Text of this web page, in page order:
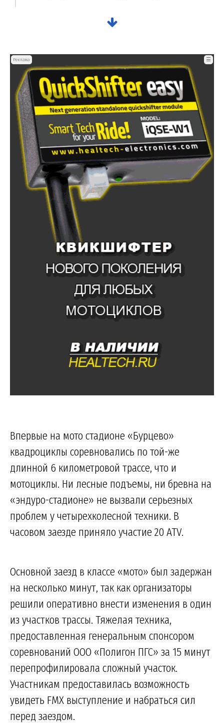
Реклама ☰
Впервые на мото стадионе «Бурцево»
квадроциклы соревновались по той-же
длинной 6 километровой трассе, что и
мотоциклы. Ни лесные подъемы, ни бревна на
«эндуро-стадионе» не вызвали серьезных
проблем у четырехколесной техники. В
часовом заезде приняло участие 20 ATV.
Основной заезд в классе «мото» был задержан
на несколько минут, так как организаторы
решили оперативно внести изменения в один
из участков трассы. Тяжелая техника,
предоставленная генеральным спонсором
соревнований ООО «Полигон ПГС» за 15 минут
перепрофилировала сложный участок.
Участникам предоставилась возможность
увидеть FMX выступление и набраться сил
перед заездом.